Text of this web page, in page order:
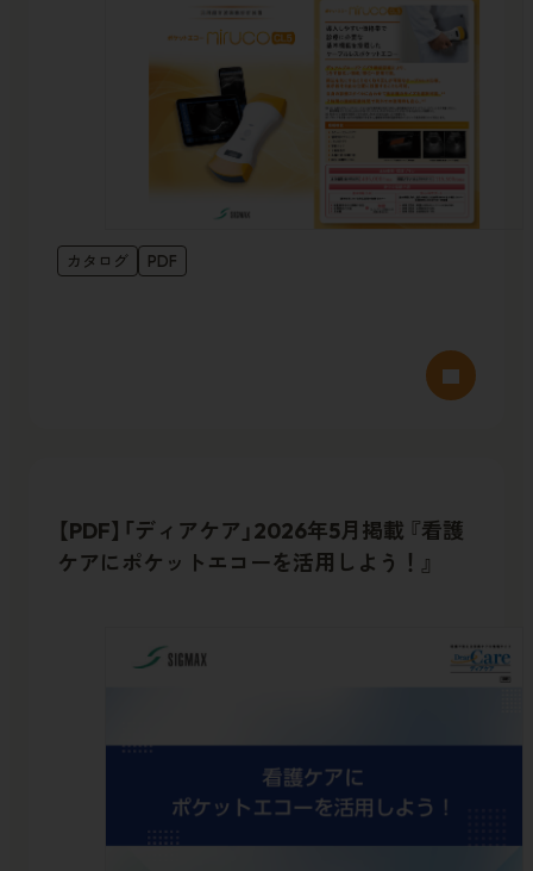
カタログ PDF
【PDF】「ディアケア」2026年5月掲載 『看護
ケアにポケットエコーを活用しよう！』